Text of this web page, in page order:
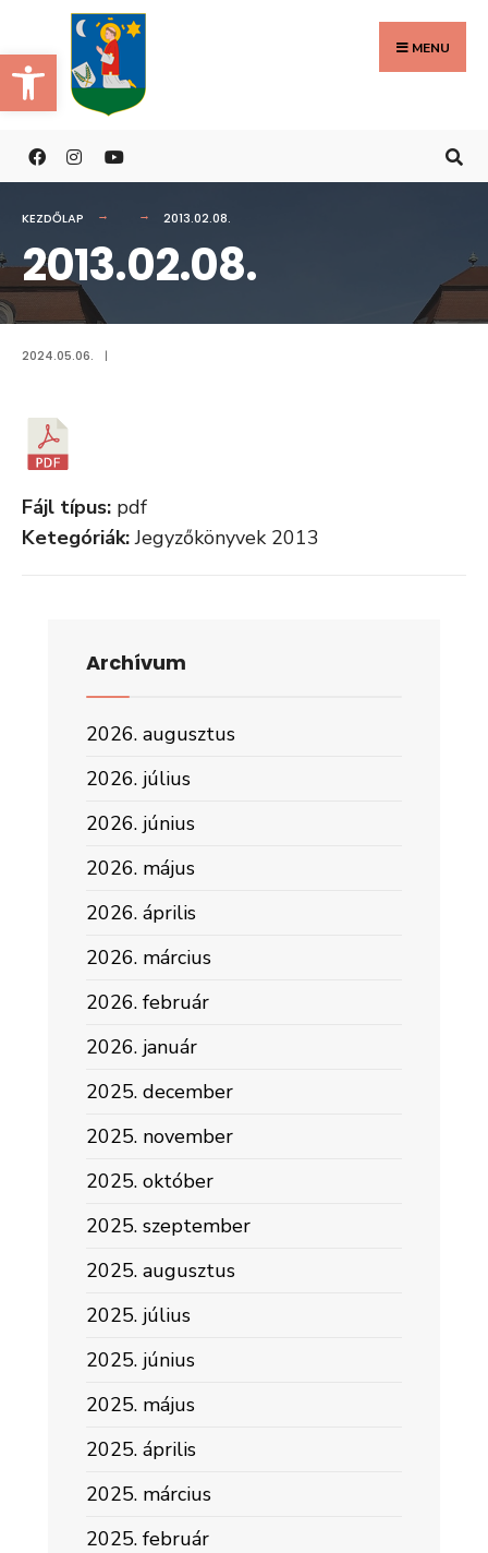
Eszköztár megnyitása
to
content
MENU
KEZDŐLAP 2013.02.08.
2013.02.08.
2024.05.06. |
Fájl típus: pdf
Ketegóriák:Jegyzőkönyvek 2013
Archívum
2026. augusztus
2026. július
2026. június
2026. május
2026. április
2026. március
2026. február
2026. január
2025. december
2025. november
2025. október
2025. szeptember
2025. augusztus
2025. július
2025. június
2025. május
2025. április
2025. március
2025. február
Search